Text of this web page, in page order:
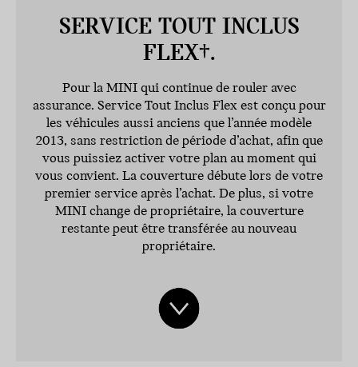
SERVICE TOUT INCLUS
FLEX†.
Pour la MINI qui continue de rouler avec
assurance. Service Tout Inclus Flex est conçu pour
les véhicules aussi anciens que l’année modèle
2013, sans restriction de période d’achat, afin que
vous puissiez activer votre plan au moment qui
vous convient. La couverture débute lors de votre
premier service après l’achat. De plus, si votre
MINI change de propriétaire, la couverture
restante peut être transférée au nouveau
propriétaire.